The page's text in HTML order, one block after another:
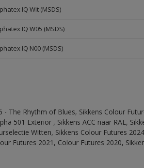
IQ Wit (MSDS)
IQ W05 (MSDS)
IQ N00 (MSDS)
- The Rhythm of Blues, Sikkens Colour
501 Exterior , Sikkens ACC naar RAL,
Witten, Sikkens Colour Futures
Futures 2021, Colour Futures 2020,